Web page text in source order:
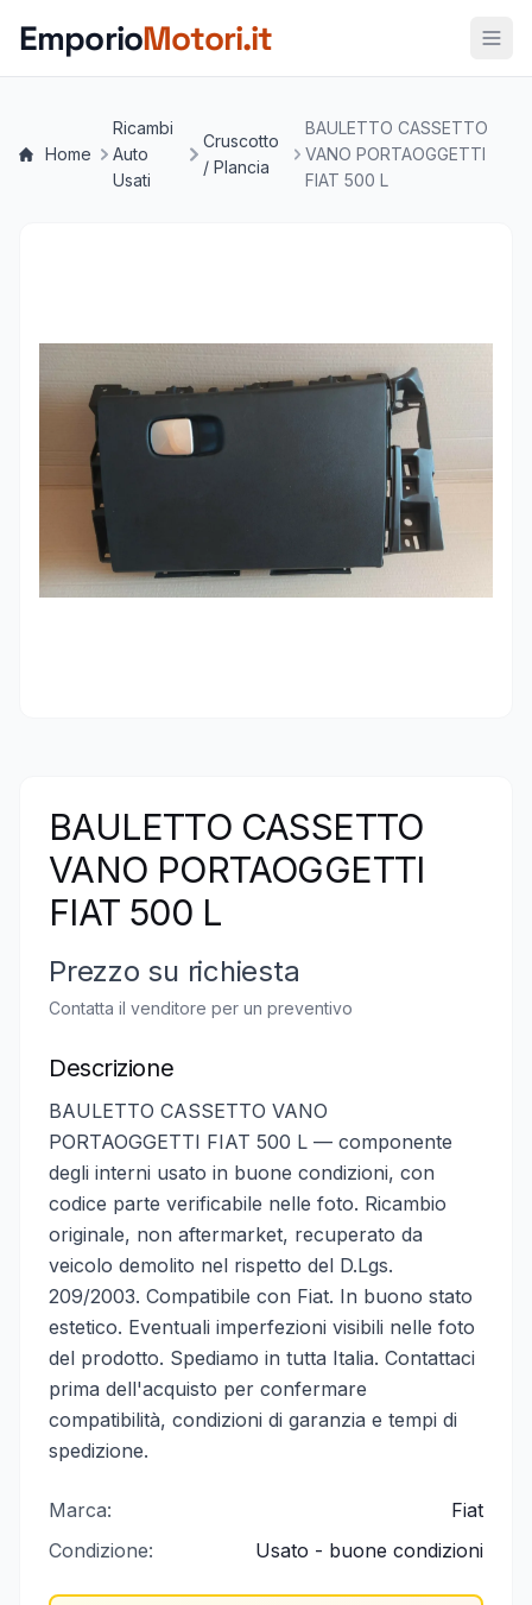
EmporioMotori.it
Home
Ricambi
Auto
Usati
Cruscotto
/ Plancia
BAULETTO CASSETTO
VANO PORTAOGGETTI
FIAT 500 L
BAULETTO CASSETTO
VANO PORTAOGGETTI
FIAT 500 L
Prezzo su richiesta
Contatta il venditore per un preventivo
Descrizione
BAULETTO CASSETTO VANO
PORTAOGGETTI FIAT 500 L — componente
degli interni usato in buone condizioni, con
codice parte verificabile nelle foto. Ricambio
originale, non aftermarket, recuperato da
veicolo demolito nel rispetto del D.Lgs.
209/2003. Compatibile con Fiat. In buono stato
estetico. Eventuali imperfezioni visibili nelle foto
del prodotto. Spediamo in tutta Italia. Contattaci
prima dell'acquisto per confermare
compatibilità, condizioni di garanzia e tempi di
spedizione.
Marca:
Fiat
Condizione:
Usato - buone condizioni